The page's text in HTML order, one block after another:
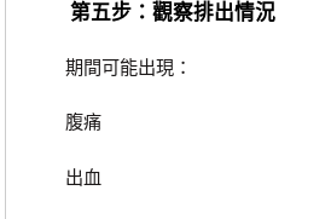
第五步：觀察排出情況
期間可能出現：
腹痛
出血